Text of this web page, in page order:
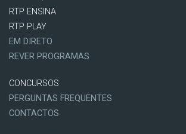
RTP ENSINA
RTP PLAY
EM DIRETO
REVER PROGRAMAS
CONCURSOS
PERGUNTAS FREQUENTES
CONTACTOS